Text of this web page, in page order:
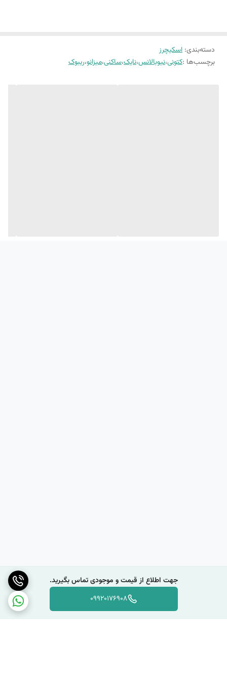
جهت اطلاع از قیمت و موجودی تماس بگیرید.
09920176908
دسته‌بندی: اسکیچرز
برچسب‌ها :کتونی،نیوبالانس،نایک،ساکنی،میزانو،ریبوک